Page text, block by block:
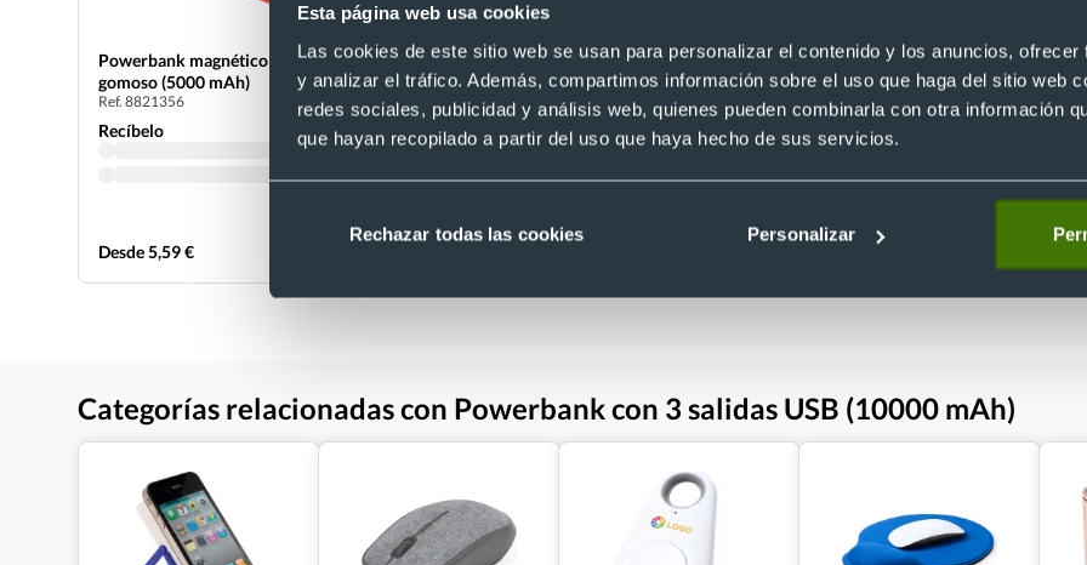
Esta página web usa cookies
Las cookies de este sitio web se usan para personalizar el contenido y los anuncios,
y analizar el tráfico. Además, compartimos información sobre el uso que haga del sitio web
redes sociales, publicidad y análisis web, quienes pueden combinarla con otra información
que hayan recopilado a partir del uso que haya hecho de sus servicios.
Rechazar todas las cookies Personalizar
Powerbank magnético personalizado ABS
gomoso (5000 mAh)
Ref. 8821356
Recíbelo
Desde 5,59 €
Eco
Powerbank solar de bambú personalizado
(4000 mAh)
Ref. 8820859
Powerbank personalizado de
calienta manos (4000 mAh)
Ref. 8821308
Recíbelo
Desde 8,08 €
Categorías relacionadas con Powerbank con 3 salidas USB (10000 mAh)